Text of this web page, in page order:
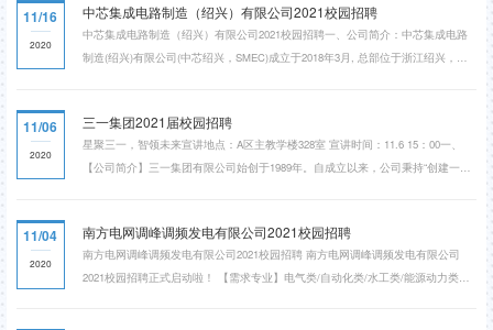
承“以用户为是，以自己为非”的理念，在全球构建了研发、制造、营销三位一体
的竞争力，实现了世界级品牌的布局与全球化运营。...
11/16
2020
中芯集成电路制造（绍兴）有限公司2021校园招聘
中芯集成电路制造（绍兴）有限公司2021校园招聘一、公司简介：中芯集成电路
制造(绍兴)有限公司(中芯绍兴，SMEC)成立于2018年3月, 总部位于浙江绍兴，是
载、工控等领域，通过构建持续研发和产业化能力，努力实现在微机电系统和功
率器件制造工艺方面，达到国际一流水平的目标。除了...
11/06
2020
三一集团2021届校园招聘
星聚三一，智领未来​宣讲地点：A区主教学楼328室 宣讲时间：11.6 15：00一、
【公司简介】三一集团有限公司始创于1989年。自成立以来，公司秉持“创建一流
三一重机有限公司成立于2002年，是中国最大、全球第二的世界知名工程机械制
造商——三一重工旗下主营挖掘机、装载...
11/04
2020
南方电网调峰调频发电有限公司2021校园招聘
​南方电网调峰调频发电有限公司2021校园招聘 南方电网调峰调频发电有限公司
2021校园招聘正式启动啦！ 【需求专业】电气类/自动化类/水工类/能源动力类等